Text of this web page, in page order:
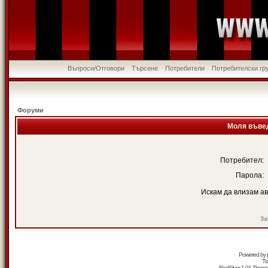
Въпроси/Отговори Търсене Потребители Потребителски
Форуми
Моля
Потребител:
Парола:
Искам да влизам
Powered by